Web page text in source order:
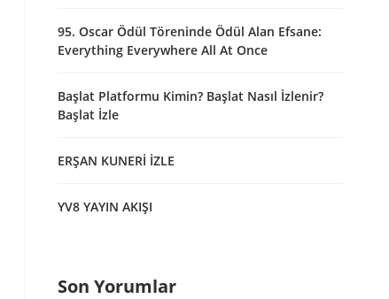
95. Oscar Ödül Töreninde Ödül Alan Efsane:
Everything Everywhere All At Once
Başlat Platformu Kimin? Başlat Nasıl İzlenir?
Başlat İzle
ERŞAN KUNERİ İZLE
YV8 YAYIN AKIŞI
Son Yorumlar